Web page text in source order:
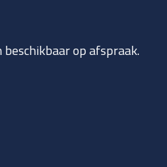
beschikbaar op afspraak.